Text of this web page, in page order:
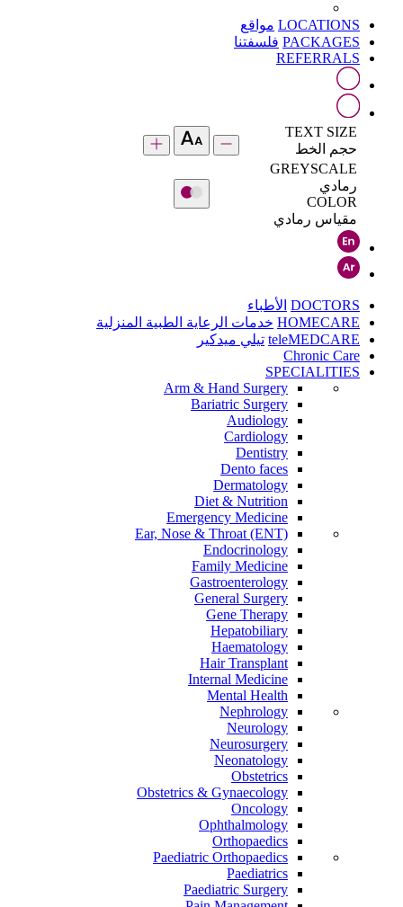
LOCATIONS مواقع
PACKAGES فلسفتنا
REFERRALS
TEXT SIZE
حجم الخط
GREYSCALE
رمادي
COLOR
مقياس رمادي
DOCTORS الأطباء
HOMECARE خدمات الرعاية الطبية المنزلية
teleMEDCARE تيلي ميدكير
Chronic Care
SPECIALITIES
Arm & Hand Surgery
Bariatric Surgery
Audiology
Cardiology
Dentistry
Dento faces
Dermatology
Diet & Nutrition
Emergency Medicine
Ear, Nose & Throat (ENT)
Endocrinology
Family Medicine
Gastroenterology
General Surgery
Gene Therapy
Hepatobiliary
Haematology
Hair Transplant
Internal Medicine
Mental Health
Nephrology
Neurology
Neurosurgery
Neonatology
Obstetrics
Obstetrics & Gynaecology
Oncology
Ophthalmology
Orthopaedics
Paediatric Orthopaedics
Paediatrics
Paediatric Surgery